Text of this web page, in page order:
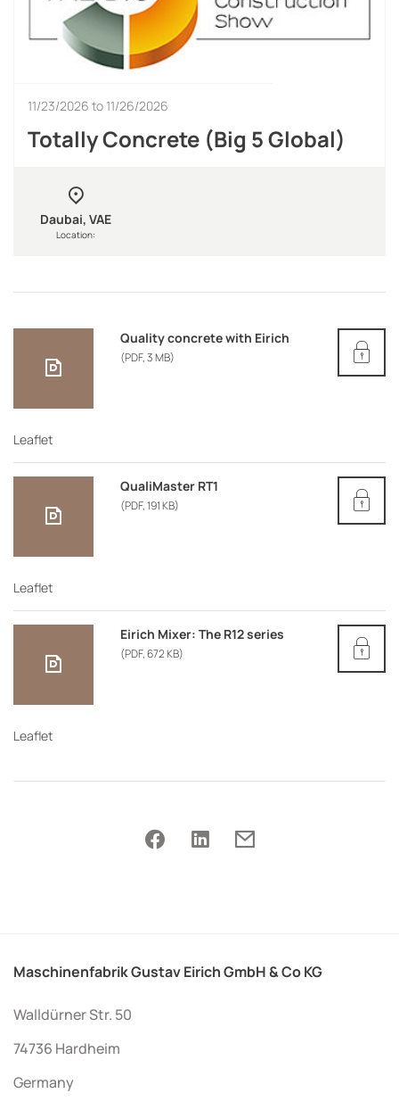
11/23/2026 to 11/26/2026
Totally Concrete (Big 5 Global)
Daubai, VAE
Location:
Quality concrete with Eirich
(PDF, 3 MB)
Leaflet
QualiMaster RT1
(PDF, 191 KB)
Leaflet
Eirich Mixer: The R12 series
(PDF, 672 KB)
Leaflet
Maschinenfabrik Gustav Eirich GmbH & Co KG
Walldürner Str. 50
74736 Hardheim
Germany